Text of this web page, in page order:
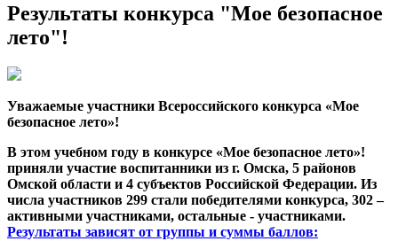
Результаты конкурса "Мое безопасное
лето"!
Уважаемые участники Всероссийского конкурса «Мое
безопасное лето»!
В этом учебном году в конкурсе «Мое безопасное лето»!
приняли участие воспитанники из г. Омска, 5 районов
Омской области и 4 субъектов Российской Федерации. Из
числа участников 299 стали победителями конкурса, 302 –
активными участниками, остальные - участниками.
Результаты зависят от группы и суммы баллов: